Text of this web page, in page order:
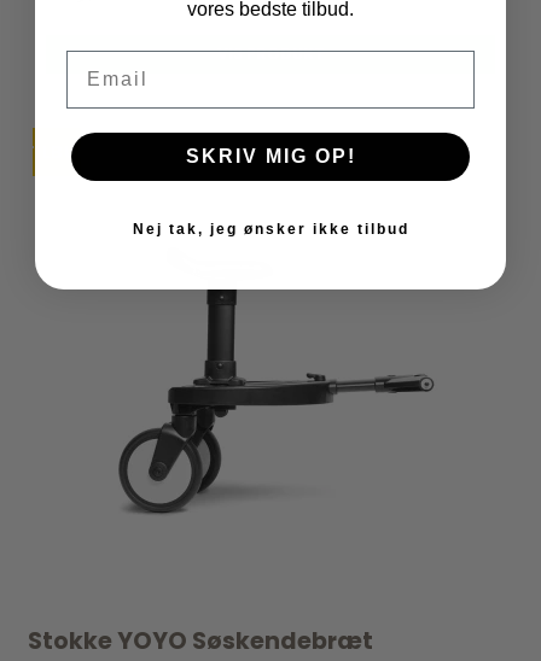
VIS PRODUKT
TILBUD
Stokke YOYO Søskendebræt
vores bedste tilbud.
SKRIV MIG OP!
Nej tak, jeg ønsker ikke tilbud